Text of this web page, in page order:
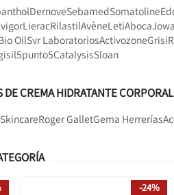
DernoveSebamedSomatoline
LieracRilastilAvèneLetiAboca
OilSvr LaboratoriosActivozoneGrisi
5punto5CatalysisSloan
DE CREMA HIDRATANTE CORPORAL
Roger GalletGema Herrerías
-24%